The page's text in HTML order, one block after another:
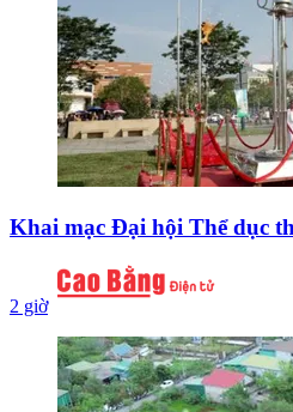
Khai mạc Đại hội Thể dục
2 giờ